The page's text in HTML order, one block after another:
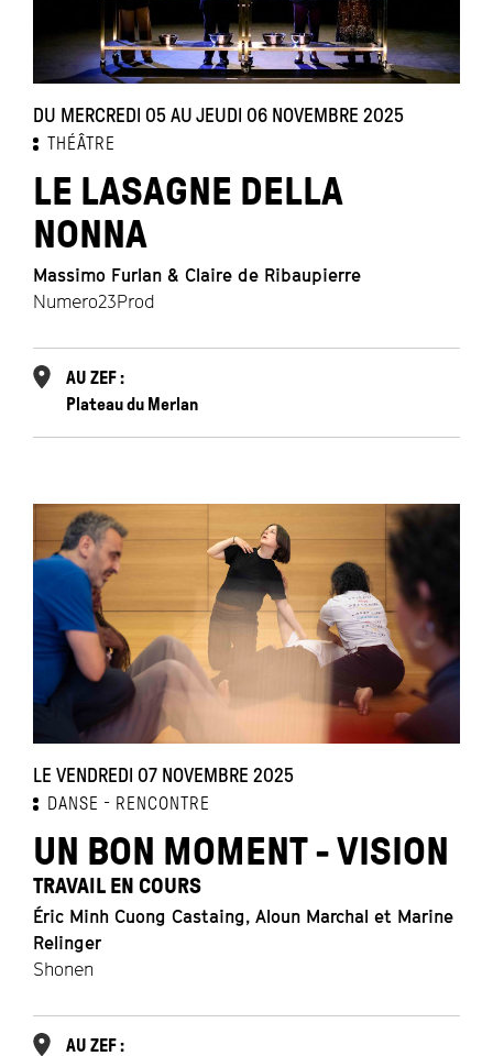
DU MERCREDI 05 AU JEUDI 06 NOVEMBRE 2025
THÉÂTRE
LE LASAGNE DELLA
NONNA
Massimo Furlan & Claire de Ribaupierre
Numero23Prod
AU ZEF :
Plateau du Merlan
LE VENDREDI 07 NOVEMBRE 2025
DANSE RENCONTRE
UN BON MOMENT - VISION
TRAVAIL EN COURS
Éric Minh Cuong Castaing, Aloun Marchal et Marine
Relinger
Shonen
AU ZEF :